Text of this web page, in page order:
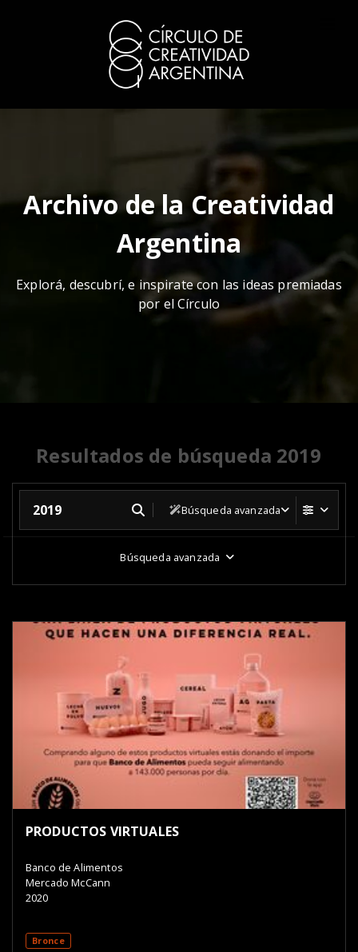
Archivo de la Creatividad
Argentina
Explorá, descubrí, e inspirate con las ideas premiadas
por el Círculo
Resultados de búsqueda 2019
Búsqueda avanzada
Búsqueda avanzada
PRODUCTOS VIRTUALES
Banco de Alimentos
Mercado McCann
2020
Bronce